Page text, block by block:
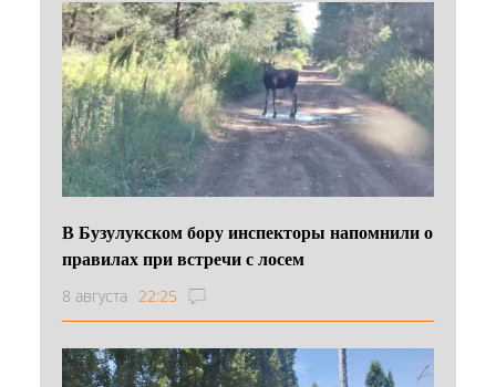
В Бузулукском бору инспекторы напомнили о
правилах при встречи с лосем
8 августа 22:25